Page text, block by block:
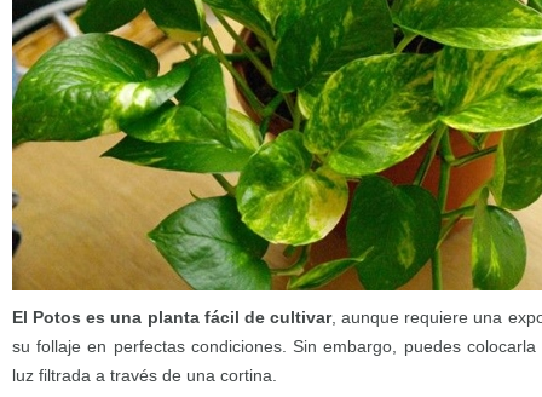
El Potos es una planta fácil de cultivar, aunque requiere una
su follaje en perfectas condiciones. Sin embargo, puedes
luz filtrada a través de una cortina.